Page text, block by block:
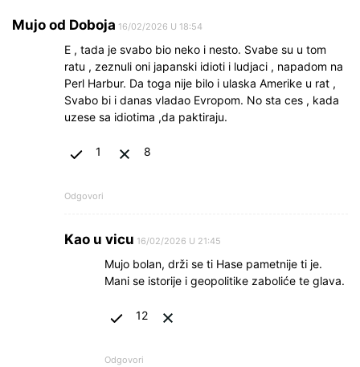
Mujo od Doboja 16/02/2026 U 18:54
E , tada je svabo bio neko i nesto. Svabe su u tom
ratu , zeznuli oni japanski idioti i ludjaci , napadom na
Perl Harbur. Da toga nije bilo i ulaska Amerike u rat ,
Svabo bi i danas vladao Evropom. No sta ces , kada
uzese sa idiotima ,da paktiraju.
1 8
Odgovori
Kao u vicu 16/02/2026 U 21:45
Mujo bolan, drži se ti Hase pametnije ti je.
Mani se istorije i geopolitike zaboliće te glava.
12
Odgovori